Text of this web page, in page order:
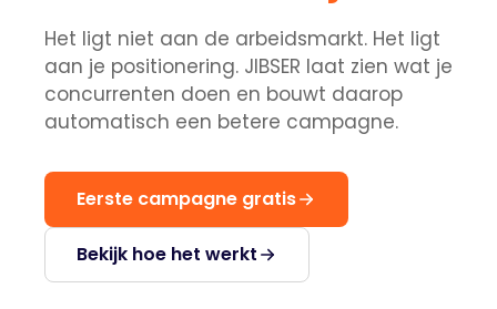
Het ligt niet aan de arbeidsmarkt. Het ligt
aan je positionering. JIBSER laat zien wat je
concurrenten doen en bouwt daarop
automatisch een betere campagne.
Eerste campagne gratis
Bekijk hoe het werkt